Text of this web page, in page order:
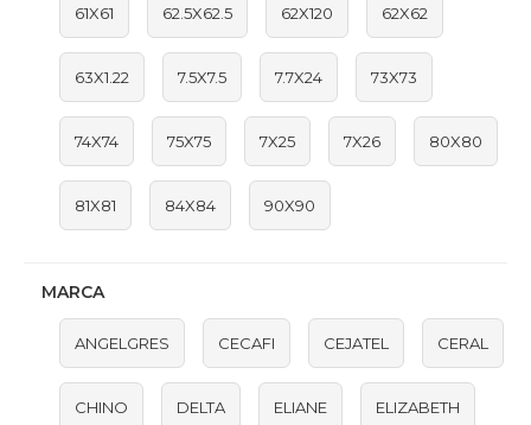
61X61 62.5X62.5 62X120 62X62
63X1.22 7.5X7.5 7.7X24 73X73
74X74 75X75 7X25 7X26 80X80
81X81 84X84 90X90
MARCA
ANGELGRES CECAFI CEJATEL CERAL
CHINO DELTA ELIANE ELIZABETH